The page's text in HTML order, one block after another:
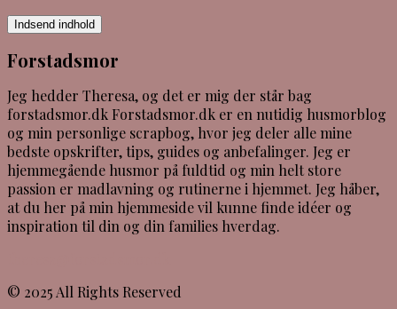
Indsend indhold
Forstadsmor
Jeg hedder Theresa, og det er mig der står bag
forstadsmor.dk Forstadsmor.dk er en nutidig husmorblog
og min personlige scrapbog, hvor jeg deler alle mine
bedste opskrifter, tips, guides og anbefalinger. Jeg er
hjemmegående husmor på fuldtid og min helt store
passion er madlavning og rutinerne i hjemmet. Jeg håber,
at du her på min hjemmeside vil kunne finde idéer og
inspiration til din og din families hverdag.
© 2025 All Rights Reserved